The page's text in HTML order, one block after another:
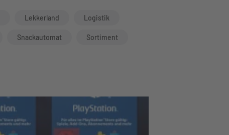
Lekkerland Logistik
Snackautomat Sortiment